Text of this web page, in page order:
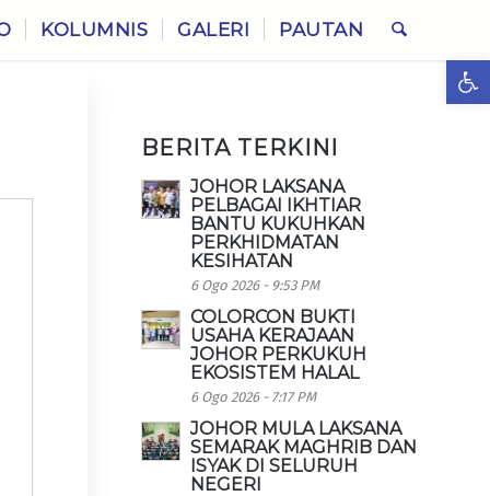
KOLUMNIS GALERI PAUTAN
BERITA TERKINI
JOHOR LAKSANA
PELBAGAI IKHTIAR
BANTU KUKUHKAN
PERKHIDMATAN
KESIHATAN
6 Ogo 2026 - 9:53 PM
COLORCON BUKTI
USAHA KERAJAAN
JOHOR PERKUKUH
EKOSISTEM HALAL
6 Ogo 2026 - 7:17 PM
JOHOR MULA LAKSANA
SEMARAK MAGHRIB DAN
ISYAK DI SELURUH
NEGERI